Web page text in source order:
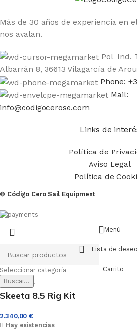
Más de 30 años de experiencia en
nos avalan.
Pol. Ind.
Albarrán 8, 36613 Vilagarcía de
Phone:
Mail:
info@codigocerose.com
Links de
Política de
Aviso Legal
Política de
© Código Cero Sail Equipment
Seleccionar categoría
Buscar...
Menú
Lista de
Carrito
Skeeta 8.5 Rig Kit
2.340,00 €
Hay existencias